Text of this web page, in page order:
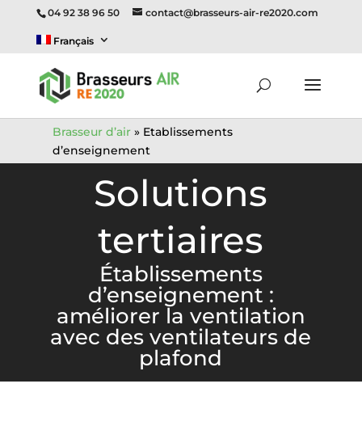
Brasseur d’air» Etablissements
d’enseignement
04 92 38 96 50 contact@brasseurs-air-re2020.com
Français
Solutions
tertiaires
Établissements
d’enseignement :
améliorer la ventilation
avec des ventilateurs de
plafond